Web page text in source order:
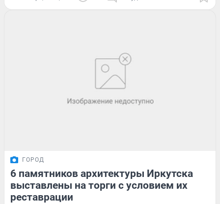
ГОРОД
6 памятников архитектуры Иркутска
выставлены на торги с условием их
реставрации